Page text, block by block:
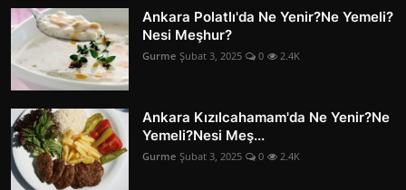
Ankara Polatlı'da Ne Yenir?Ne Yemeli?
Nesi Meşhur?
Gurme Şubat 3, 2025 0 2.4K
Ankara Kızılcahamam'da Ne Yenir?Ne
Yemeli?Nesi Meş...
Gurme Şubat 3, 2025 0 2.4K